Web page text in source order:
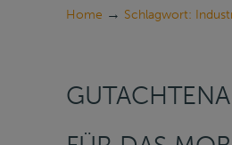
Home → Schlagwort: